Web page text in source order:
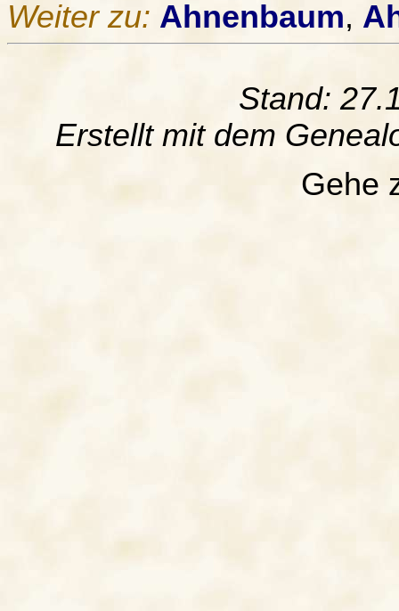
Weiter zu: Ahnenbaum,
Stand:
Erstellt mit dem
Gehe